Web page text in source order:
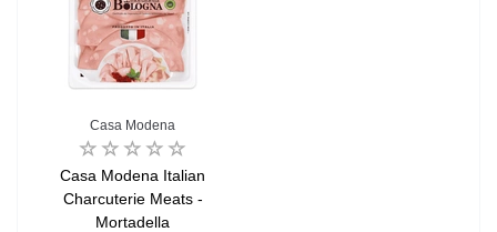
Casa Modena
Casa Modena Italian
Charcuterie Meats -
Mortadella